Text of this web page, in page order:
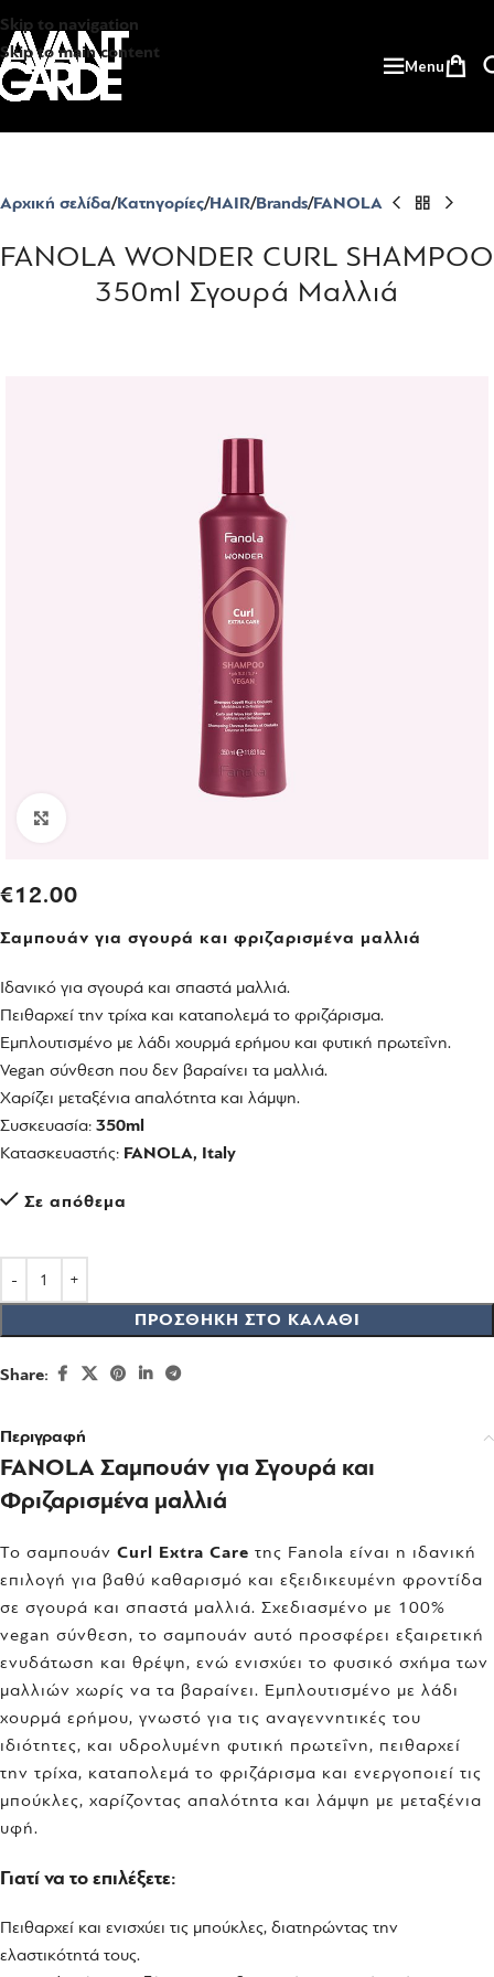
Skip to navigation
Skip to main content
Menu
Αρχική σελίδα Κατηγορίες HAIR Brands FANOLA
FANOLA WONDER CURL SHAMPOO
350ml Σγουρά Μαλλιά
€12.00
Σαμπουάν για σγουρά και φριζαρισμένα μαλλιά
Ιδανικό για σγουρά και σπαστά μαλλιά.
Πειθαρχεί την τρίχα και καταπολεμά το φριζάρισμα.
Εμπλουτισμένο με λάδι χουρμά ερήμου και φυτική πρωτεΐνη.
Vegan σύνθεση που δεν βαραίνει τα μαλλιά.
Χαρίζει μεταξένια απαλότητα και λάμψη.
Συσκευασία: 350ml
Κατασκευαστής: FANOLA, Italy
Σε απόθεμα
ΠΡΟΣΘΉΚΗ ΣΤΟ ΚΑΛΆΘΙ
Share:
Περιγραφή
FANOLA Σαμπουάν για Σγουρά και
Φριζαρισμένα μαλλιά
Το σαμπουάν Curl Extra Care της Fanola είναι η ιδανική
επιλογή για βαθύ καθαρισμό και εξειδικευμένη φροντίδα
σε σγουρά και σπαστά μαλλιά. Σχεδιασμένο με 100%
vegan σύνθεση, το σαμπουάν αυτό προσφέρει εξαιρετική
ενυδάτωση και θρέψη, ενώ ενισχύει το φυσικό σχήμα των
μαλλιών χωρίς να τα βαραίνει. Εμπλουτισμένο με λάδι
χουρμά ερήμου, γνωστό για τις αναγεννητικές του
ιδιότητες, και υδρολυμένη φυτική πρωτεΐνη, πειθαρχεί
την τρίχα, καταπολεμά το φριζάρισμα και ενεργοποιεί τις
μπούκλες, χαρίζοντας απαλότητα και λάμψη με μεταξένια
υφή.
Γιατί να το επιλέξετε:
Πειθαρχεί και ενισχύει τις μπούκλες, διατηρώντας την
ελαστικότητά τους.